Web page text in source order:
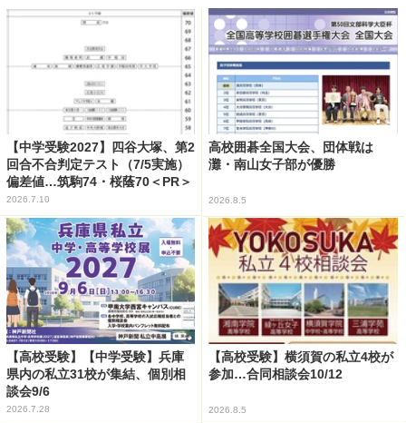
【中学受験2027】四谷大塚、第2
回合不合判定テスト（7/5実施）
偏差値…筑駒74・桜蔭70＜PR＞
2026.7.10
高校囲碁全国大会、団体戦は
灘・南山女子部が優勝
2026.8.5
【高校受験】【中学受験】兵庫
県内の私立31校が集結、個別相
談会9/6
2026.7.28
【高校受験】横須賀の私立4校が
参加…合同相談会10/12
2026.8.5